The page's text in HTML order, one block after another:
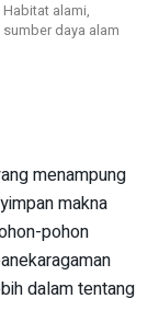
Habitat alami,
sumber daya alam
menampung
makna
pohon
dalam tentang